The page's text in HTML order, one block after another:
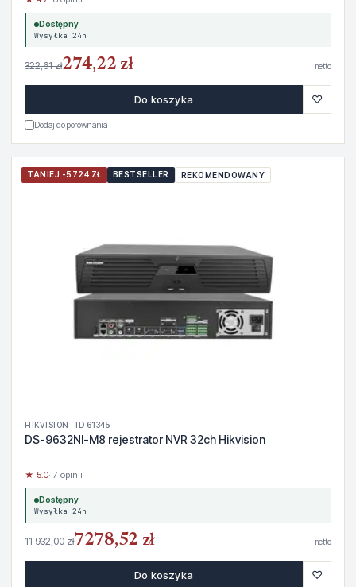
Dostępny
Wysyłka 24h
322,61 zł274,22 zł netto
Do koszyka ♡
Dodaj do porównania
TANIEJ -5724 ZŁ BESTSELLER REKOMENDOWANY
HIKVISION · ID 61345
DS-9632NI-M8 rejestrator NVR 32ch Hikvision
★ 5.0· 7 opinii
Dostępny
Wysyłka 24h
11 932,00 zł7278,52 zł netto
Do koszyka ♡